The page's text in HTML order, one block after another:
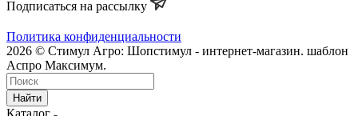
Подписаться на рассылку
Политика конфиденциальности
2026 © Стимул Агро: Шопстимул - интернет-магазин. шаблон
Аспро Максимум.
Найти